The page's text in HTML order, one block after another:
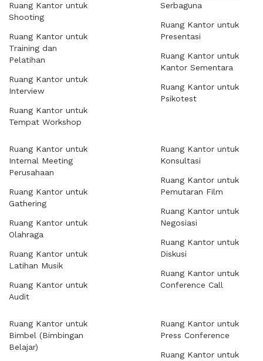
Ruang Kantor untuk
Shooting
Ruang Kantor untuk
Training dan
Pelatihan
Ruang Kantor untuk
Interview
Ruang Kantor untuk
Tempat Workshop
Serbaguna
Ruang Kantor untuk
Presentasi
Ruang Kantor untuk
Kantor Sementara
Ruang Kantor untuk
Psikotest
Ruang Kantor untuk
Internal Meeting
Perusahaan
Ruang Kantor untuk
Gathering
Ruang Kantor untuk
Olahraga
Ruang Kantor untuk
Latihan Musik
Ruang Kantor untuk
Audit
Ruang Kantor untuk
Konsultasi
Ruang Kantor untuk
Pemutaran Film
Ruang Kantor untuk
Negosiasi
Ruang Kantor untuk
Diskusi
Ruang Kantor untuk
Conference Call
Ruang Kantor untuk
Bimbel (Bimbingan
Belajar)
Ruang Kantor untuk
Press Conference
Ruang Kantor untuk